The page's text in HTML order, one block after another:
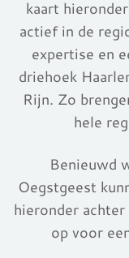
kaart
actief in de
expertise en
driehoek
Rijn. Zo
hele
Benieuwd
Oegstgeest
hieronder
op voor